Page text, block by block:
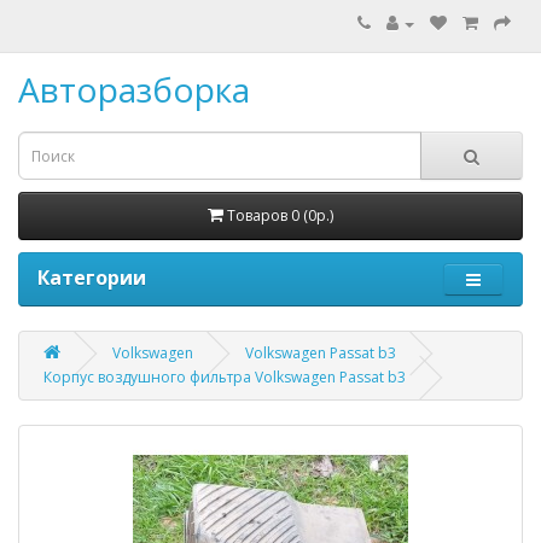
Авторазборка
Товаров 0 (0р.)
Категории
Volkswagen
Volkswagen Passat b3
Корпус воздушного фильтра Volkswagen Passat b3